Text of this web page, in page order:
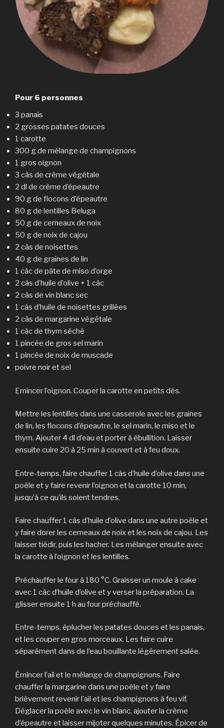
Pour 6 personnes
3 panais
2 grosses patates douces
1 carotte
300 g de mélange de champignons
1 gros oignon
3 càs de crème végétale
2 dl de crème d’épeautre
90 g de flocons d’épeautre
80 g de lentilles Beluga
50 g de cerneaux de noix
50 g de noix de cajou
2 càs de noisettes
40 g de graines de lin
1 càc de pâte de miso d’orge
2 càs d’huile d’olive + 1 càc
2 càs de vin blanc sec
1 càs d’huile de noisettes grillées
2 càs de margarine végétale
1 càc de thym séché
1 pincée de gros sel marin
1 pincée de noix de muscade
poivre noir et sel
Emincer l’oignon. Couper la carotte en petits dés.
Mettre les lentilles dans une casserole avec les graines
de lin, les flocons d’épeautre, le sel marin, le miso et le
thym. Ajouter 4 dl d’eau et porter à ébullition. Laisser
ensuite cuire 20 à 25 min à couvert et à feu doux.
Entre-temps, faire chauffer 1 càs d’huile d’olive dans une
poêle et y faire revenir l’oignon et la carotte 10 min,
jusqu’à ce qu’ils soient tendres.
Faire chauffer 1 càs d’huile d’olive dans une autre poêle et
y faire dorer les cerneaux de noix et les noix de cajou. Les
laisser tiédir, puis les hacher. Les mélanger ensuite avec
la carotte à l’oignon et les lentilles.
Préchauffer le four à 180 °C. Graisser un moule à cake
avec 1 càc d’huile d’olive et y verser la préparation. La
glisser ensuite 1 h au four préchauffé.
Entre-temps, éplucher les patates douces et les panais,
et les couper en gros morceaux. Les faire cuire
séparément dans de l’eau bouillante légèrement salée.
Émincer l’ail et le mélange de champignons. Faire
chauffer la margarine dans une poêle et y faire
brièvement revenir l’ail et les champignons à feu vif.
Déglacer la poêle avec le vin blanc, ajouter la crème
d’épeautre et laisser mijoter quelques minutes. Épicer de